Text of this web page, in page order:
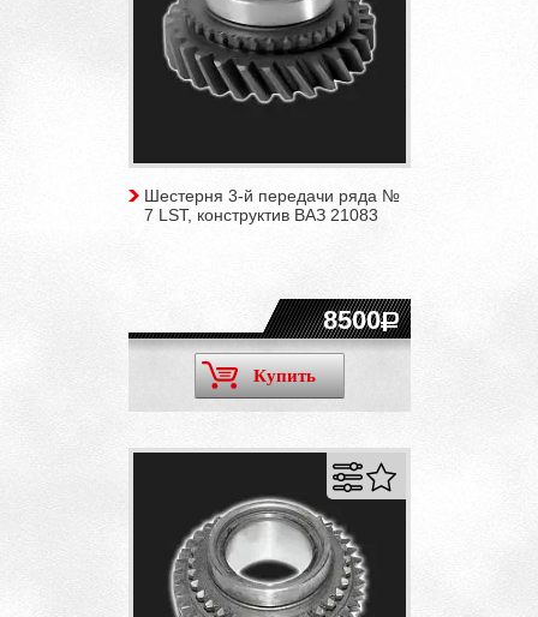
Шестерня 3-й передачи ряда №
7 LST, конструктив ВАЗ 21083
8500
Купить